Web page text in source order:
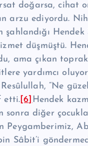
doğarsa, cihat
arzu ediyordu.
şahlandığı Hendek
düşmüştü.
ama çı­kan
yardımcı
“Ne güzel
etti. [6] Hendek
sonra diğer
Peygam­berimiz,
Sâbit’i